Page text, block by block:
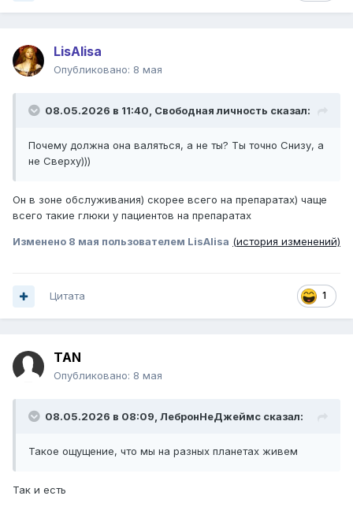
LisAlisa
Опубликовано: 8 мая
08.05.2026 в 11:40, Свободная личность сказал:
Почему должна она валяться, а не ты? Ты точно Снизу, а
не Сверху)))
Он в зоне обслуживания) скорее всего на препаратах) чаще
всего такие глюки у пациентов на препаратах
Изменено 8 мая пользователем LisAlisa (история изменений)
1
Цитата
TAN
Опубликовано: 8 мая
08.05.2026 в 08:09, ЛебронНеДжеймс сказал:
Такое ощущение, что мы на разных планетах живем
Так и есть